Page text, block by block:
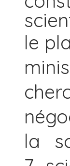
le
la